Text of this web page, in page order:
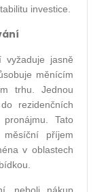
investice.
vyžaduje jasně
měnícím
trhu. Jednou
rezidenčních
Tato
příjem
v oblastech